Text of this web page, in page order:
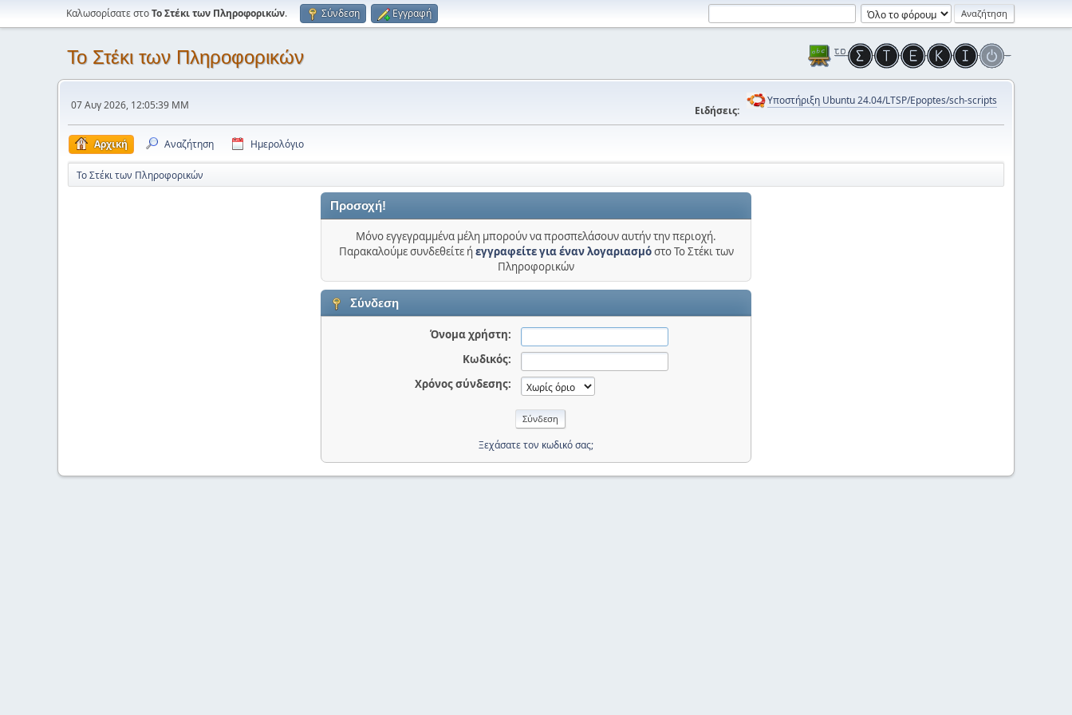
Καλωσορίσατε στοΤο Στέκι των Πληροφορικών. Σύνδεση Εγγραφή
Το Στέκι των Πληροφορικών
07 Αυγ 2026, 12:05:39 ΜΜ Ειδήσεις:
Υποστήριξη Ubuntu 24.04/LTSP/Epoptes/sch-scripts
Αρχική Αναζήτηση Ημερολόγιο
Το Στέκι των Πληροφορικών
Προσοχή!
Μόνο εγγεγραμμένα μέλη μπορούν να προσπελάσουν αυτήν την περιοχή.
Παρακαλούμε συνδεθείτε ήεγγραφείτε για έναν λογαριασμόστο Το Στέκι των
Πληροφορικών
Σύνδεση
Όνομα χρήστη:
Κωδικός:
Χρόνος σύνδεσης:
Ξεχάσατε τον κωδικό σας;